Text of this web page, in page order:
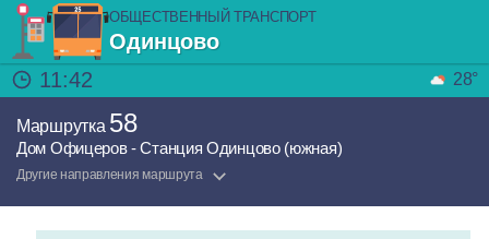
ОБЩЕСТВЕННЫЙ ТРАНСПОРТ
Одинцово
11:42
28°
Маршрутка 58
Дом Офицеров - Станция Одинцово (южная)
Другие направления маршрута